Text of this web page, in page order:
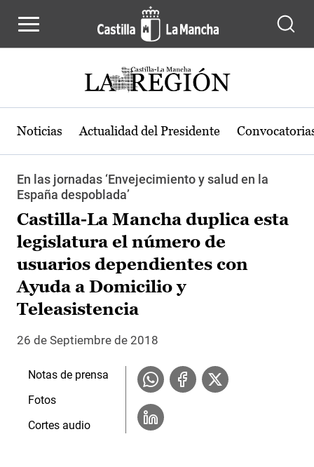
Noticias Actualidad del Presidente
En las jornadas ‘Envejecimiento y salud en la
España despoblada’
Castilla-La Mancha duplica esta
legislatura el número de
usuarios dependientes con
Ayuda a Domicilio y
Teleasistencia
26 de Septiembre de 2018
Notas de prensa
Fotos
Cortes audio